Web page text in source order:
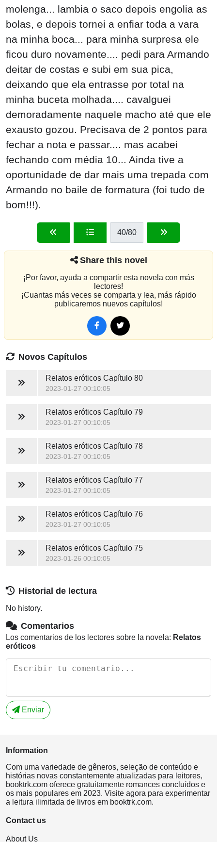
molenga... lambia o saco depois engolia as
bolas, e depois tornei a enfiar toda a vara
na minha boca... para minha surpresa ele
ficou duro novamente.... pedi para Armando
deitar de costas e subi em sua pica,
deixando que ela entrasse por total na
minha buceta molhada.... cavalguei
demoradamente naquele macho até que ele
exausto gozou. Precisava de 2 pontos para
fechar a nota e passar.... mas acabei
fechando com média 10... Ainda tive a
oportunidade de dar mais uma trepada com
Armando no baile de formatura (foi tudo de
bom!!!).
40/80
Share this novel
¡Por favor, ayuda a compartir esta novela con más
lectores!
¡Cuantas más veces se comparta y lea, más rápido
publicaremos nuevos capítulos!
Novos Capítulos
Relatos eróticosCapítulo 80
2023-01-27 00:10:05
Relatos eróticosCapítulo 79
2023-01-27 00:10:05
Relatos eróticosCapítulo 78
2023-01-27 00:10:05
Relatos eróticosCapítulo 77
2023-01-27 00:10:05
Relatos eróticosCapítulo 76
2023-01-27 00:10:05
Relatos eróticosCapítulo 75
2023-01-26 00:10:05
Historial de lectura
No history.
Comentarios
Los comentarios de los lectores sobre la novela: Relatos
eróticos
Enviar
Information
Com uma variedade de gêneros, seleção de conteúdo e
histórias novas constantemente atualizadas para leitores,
booktrk.com oferece gratuitamente romances concluídos e
os mais populares em 2023. Visite agora para experimentar
a leitura ilimitada de livros em booktrk.com.
Contact us
About Us